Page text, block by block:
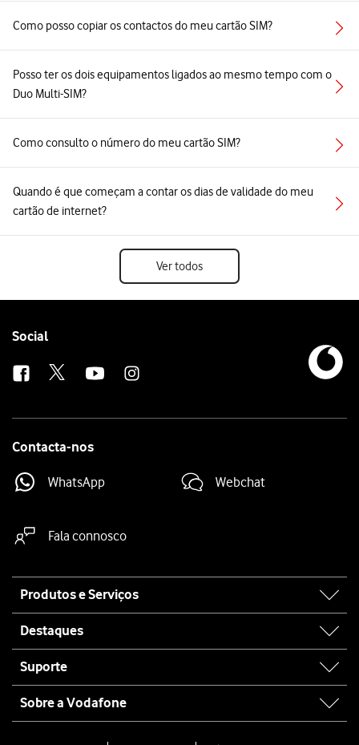
Como posso copiar os contactos do meu cartão SIM?
Posso ter os dois equipamentos ligados ao mesmo tempo com o
Duo Multi-SIM?
Como consulto o número do meu cartão SIM?
Quando é que começam a contar os dias de validade do meu
cartão de internet?
Ver todos
Follow
Social
Contacta-nos
WhatsApp Webchat
Fala connosco
map
Produtos e Serviços
Destaques
Suporte
Sobre a Vodafone